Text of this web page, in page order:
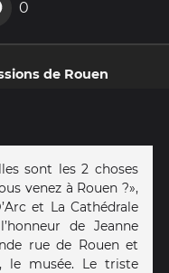
0
de Rouen
sont les 2 choses
venez à Rouen ?»,
et La Cathédrale
de Jeanne
rue de Rouen et
le musée. Le triste